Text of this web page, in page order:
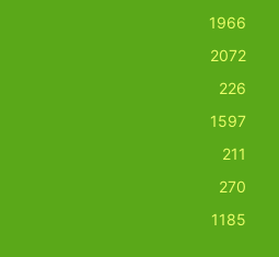
1966
2072
226
1597
211
270
1185